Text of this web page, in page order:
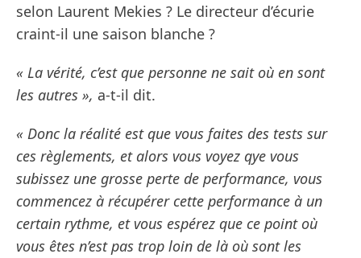
selon Laurent Mekies ? Le directeur d’écurie
craint-il une saison blanche ?
« La vérité, c’est que personne ne sait où en sont
les autres », a-t-il dit.
« Donc la réalité est que vous faites des tests sur
ces règlements, et alors vous voyez qye vous
subissez une grosse perte de performance, vous
commencez à récupérer cette performance à un
certain rythme, et vous espérez que ce point où
vous êtes n’est pas trop loin de là où sont les